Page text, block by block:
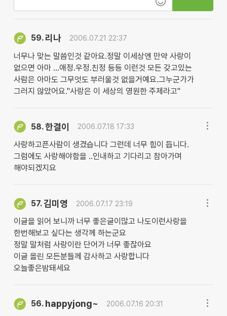
59. 리나 2006.07.21 22:37
너무나 맞는 말씀인것 같아요.정말 이세상엔 만약 사랑이
없으면 아마 ...애정.우정.친정 등등 이런것 모든 갖고있는
사람은 아마도 그무엇도 부러울것 없을거예요.그누군가가
그러지 않았어요."사랑은 이 세상의 영원한 주제라고"
58.한결이 2006.07.18 17:33
사랑하고픈사람이 생겼습니다 그런데 너무 힘이 듭니다.
그럼에도 사랑해야함을 ..인내하고 기다리고 참아가며
해야되겠지요
57.김미영 2006.07.17 23:19
이글을 읽어 보니까 너무 좋은글이많고 나도이런사랑을
한번해보고 싶다는 생각께 하는군요
정말 말처럼 사랑이란 단어가 너무 좋잖아요
이글 올린 모든분들께 감사하고 사랑합니다
오늘좋은밤돼세요
56. happyjong~ 2006.07.16 20:31